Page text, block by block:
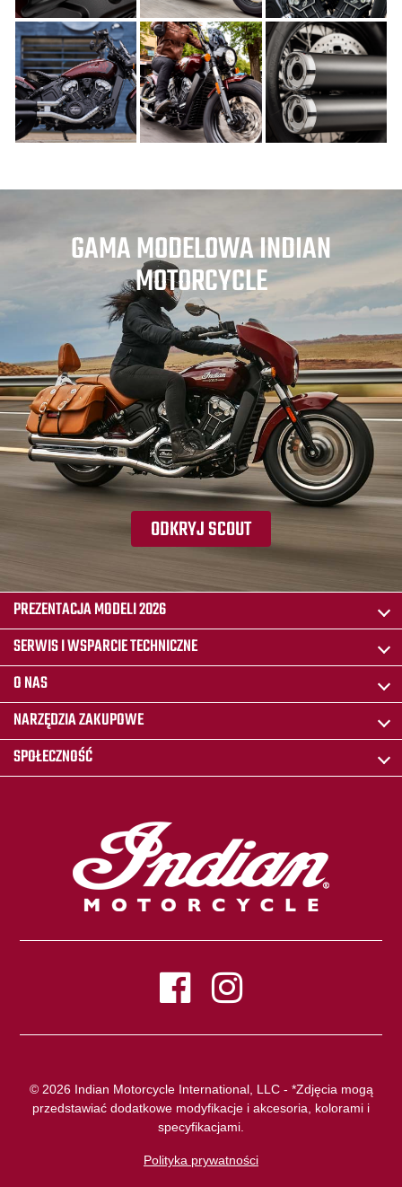
GAMA MODELOWA INDIAN
MOTORCYCLE
ODKRYJ SCOUT
PREZENTACJA MODELI 2026
SERWIS I WSPARCIE TECHNICZNE
O NAS
NARZĘDZIA ZAKUPOWE
SPOŁECZNOŚĆ
© 2026 Indian Motorcycle International, LLC - *Zdjęcia mogą
przedstawiać dodatkowe modyfikacje i akcesoria, kolorami i
specyfikacjami.
Polityka prywatności